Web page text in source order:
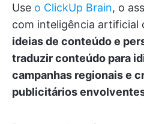
Use o ClickUp Brain, o
com inteligência artificial
ideias de conteúdo e
traduzir conteúdo para
campanhas regionais e
publicitários